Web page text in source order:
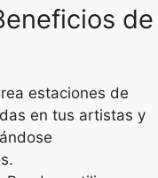
de
estaciones de
en tus artistas y